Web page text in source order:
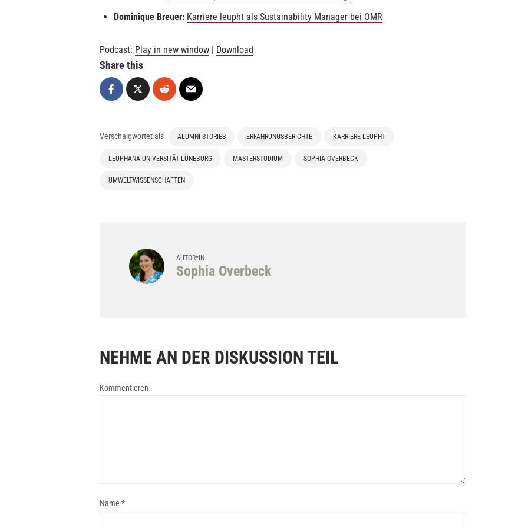
Dominique Breuer: Karriere leupht als Sustainability Manager bei OMR
Podcast: Play in new window | Download
Share this
Verschalgwortet als ALUMNI-STORIES ERFAHRUNGSBERICHTE KARRIERE LEUPHT
LEUPHANA UNIVERSITÄT LÜNEBURG MASTERSTUDIUM SOPHIA OVERBECK
UMWELTWISSENSCHAFTEN
AUTOR*IN
Sophia Overbeck
NEHME AN DER DISKUSSION TEIL
Kommentieren
Name *